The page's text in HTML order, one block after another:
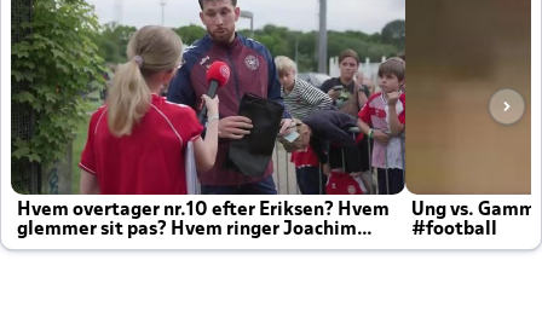
Hvem overtager nr.10 efter Eriksen? Hvem
glemmer sit pas? Hvem ringer Joachim
altid til efter kampe?
Ung vs.
#football